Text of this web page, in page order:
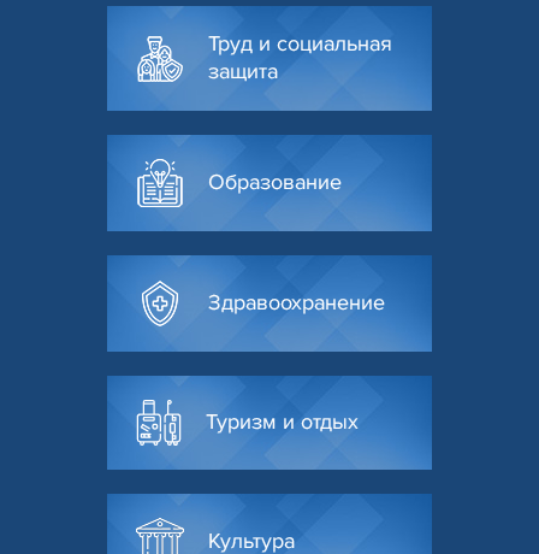
Труд и социальная
защита
Образование
Здравоохранение
Туризм и отдых
Культура